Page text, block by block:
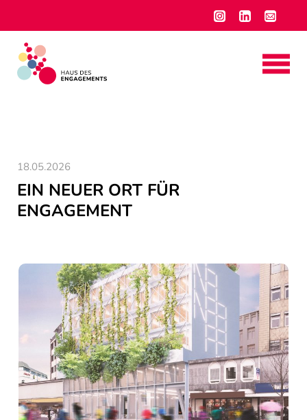
18.05.2026
EIN NEUER ORT FÜR
ENGAGEMENT